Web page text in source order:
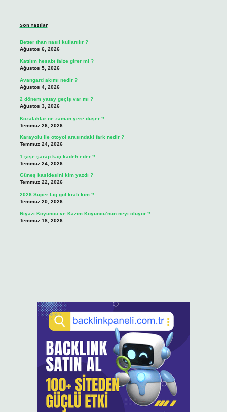
Son Yazılar
Better than nasıl kullanılır ?
Ağustos 6, 2026
Katılım hesabı faize girer mi ?
Ağustos 5, 2026
Avangard akımı nedir ?
Ağustos 4, 2026
2 dönem yatay geçiş var mı ?
Ağustos 3, 2026
Kozalaklar ne zaman yere düşer ?
Temmuz 26, 2026
Karayolu ile otoyol arasındaki fark nedir ?
Temmuz 24, 2026
1 şişe şarap kaç kadeh eder ?
Temmuz 24, 2026
Güneş kasidesini kim yazdı ?
Temmuz 22, 2026
2026 Süper Lig gol kralı kim ?
Temmuz 20, 2026
Niyazi Koyuncu ve Kazım Koyuncu’nun neyi oluyor ?
Temmuz 18, 2026